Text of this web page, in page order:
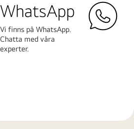
WhatsApp
Vi finns på WhatsApp.
Chatta med våra
experter.